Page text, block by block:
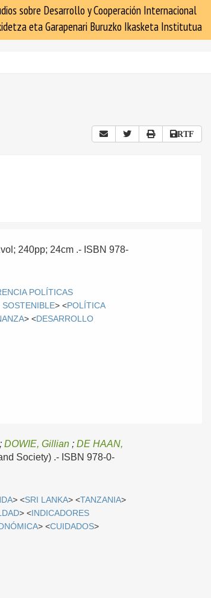
sobre Desarrollo y Cooperación Internacional
eta Garapenari Buruzko Ikasketa Institutua
RTF
240pp; 24cm .- ISBN 978-
POLÍTICAS
SOSTENIBLE> <POLÍTICA
> <DESARROLLO
;DOWIE, Gillian ;DE HAAN,
Society) .- ISBN 978-0-
> <SRI LANKA> <TANZANIA>
> <INDICADORES
> <CUIDADOS>